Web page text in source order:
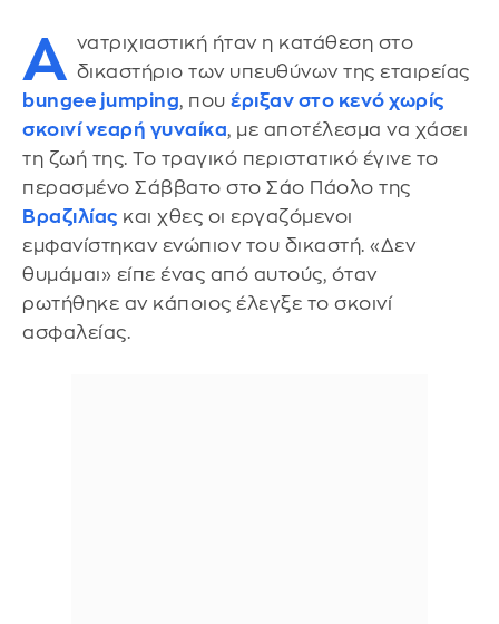
Α νατριχιαστική ήταν η κατάθεση στο
δικαστήριο των υπευθύνων της εταιρείας
bungee jumping, που έριξαν στο κενό χωρίς
σκοινί νεαρή γυναίκα, με αποτέλεσμα να χάσει
τη ζωή της. Το τραγικό περιστατικό έγινε το
περασμένο Σάββατο στο Σάο Πάολο της
Βραζιλίας και χθες οι εργαζόμενοι
εμφανίστηκαν ενώπιον του δικαστή. «Δεν
θυμάμαι» είπε ένας από αυτούς, όταν
ρωτήθηκε αν κάποιος έλεγξε το σκοινί
ασφαλείας.